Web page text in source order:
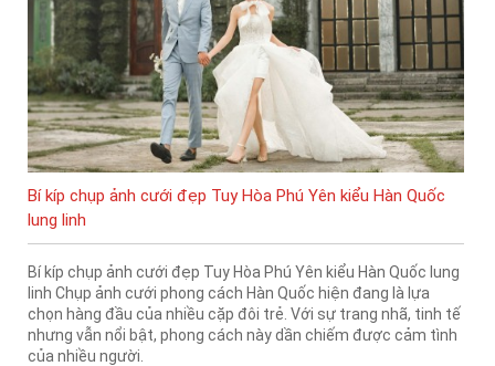
Bí kíp chụp ảnh cưới đẹp Tuy Hòa Phú Yên kiểu Hàn Quốc
lung linh
Bí kíp chụp ảnh cưới đẹp Tuy Hòa Phú Yên kiểu Hàn Quốc lung
linh Chụp ảnh cưới phong cách Hàn Quốc hiện đang là lựa
chọn hàng đầu của nhiều cặp đôi trẻ. Với sự trang nhã, tinh tế
nhưng vẫn nổi bật, phong cách này dần chiếm được cảm tình
của nhiều người.